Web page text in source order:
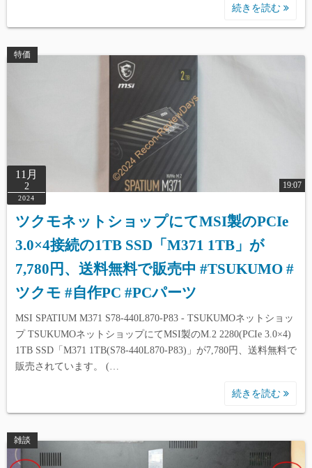
続きを読む
特価
11月
2
2024
19:07
ツクモネットショップにてMSI製のPCIe
3.0×4接続の1TB SSD「M371 1TB」が
7,780円、送料無料で販売中 #TSUKUMO #
ツクモ #自作PC #PCパーツ
MSI SPATIUM M371 S78-440L870-P83 - TSUKUMOネットショッ
プ TSUKUMOネットショップにてMSI製のM.2 2280(PCIe 3.0×4)
1TB SSD「M371 1TB(S78-440L870-P83)」が7,780円、送料無料で
販売されています。 (…
続きを読む
雑談